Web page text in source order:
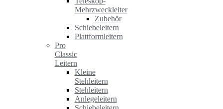
Mehrzweckleiter
Zubehör
Schiebeleitern
Plattformleitern
Pro
Classic
Leitern
Kleine
Stehleitern
Stehleitern
Anlegeleitern